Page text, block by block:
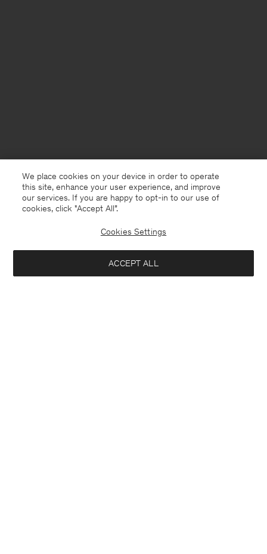
France Deutsch
We place cookies on your device in order to operate
this site, enhance your user experience, and improve
our services. If you are happy to opt-in to our use of
cookies, click "Accept All”.
Cookies Settings
ACCEPT ALL